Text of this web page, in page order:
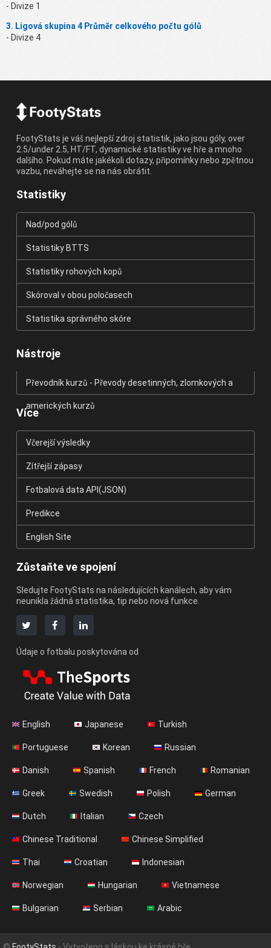
- Divize 1
3. Ligová skupina 4 Průměr celkového počtu gólů
- Divize 4
FootyStats je váš nejlepší zdroj statistik, jako jsou góly, over
2.5/under 2.5, HT/FT, dynamické statistiky ve hře a mnoho
dalšího. Pokud máte jakékoli dotazy, připomínky nebo zpětnou
vazbu, neváhejte se na nás obrátit.
Statistiky
Nad/pod gólů
Statistiky BTTS
Statistiky rohových kopů
Skóroval v obou poločasech
Statistika správného skóre
Nástroje
Převodník kurzů - Převody desetinných, zlomkových a
amerických kurzů
Více
Včerejší výsledky
Zítřejší zápasy
Fotbalová data API(JSON)
Predikce
English Site
Zůstaňte ve spojení
Sledujte FootyStats na následujících kanálech, aby vám
neunikla žádná statistika, tip nebo nová funkce.
Údaje o fotbalu poskytována od
English Japanese Turkish
Portuguese Korean Russian
Danish Spanish French Romanian
Greek Swedish Polish German
Dutch Italian Czech
Chinese Traditional Chinese Simplified
Thai Croatian Indonesian
Norwegian Hungarian Vietnamese
Bulgarian Serbian Arabic